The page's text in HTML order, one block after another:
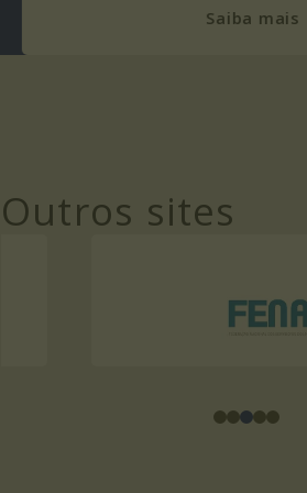
Saiba mais
Outros sites